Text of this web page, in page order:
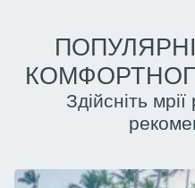
Здійсніть